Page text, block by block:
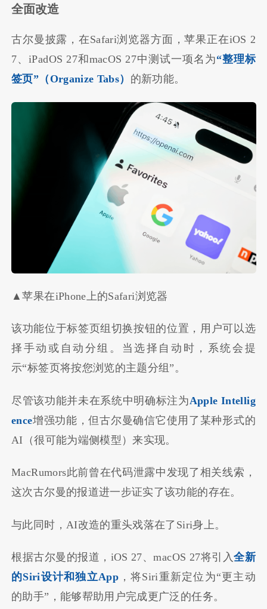
全面改造
古尔曼披露，在Safari浏览器方面，苹果正在iOS 2
7、iPadOS 27和macOS 27中测试一项名为“整理标
签页”（Organize Tabs） 的新功能。
▲苹果在iPhone上的Safari浏览器
该功能位于标签页组切换按钮的位置，用户可以选
择手动或自动分组。当选择自动时，系统会提
示“标签页将按您浏览的主题分组”。
尽管该功能并未在系统中明确标注为Apple Intellig
ence增强功能，但古尔曼确信它使用了某种形式的
AI（很可能为端侧模型）来实现。
MacRumors此前曾在代码泄露中发现了相关线索，
这次古尔曼的报道进一步证实了该功能的存在。
与此同时，AI改造的重头戏落在了Siri身上。
根据古尔曼的报道，iOS 27、macOS 27将引入全新
的Siri设计和独立App，将Siri重新定位为“更主动
的助手”，能够帮助用户完成更广泛的任务。